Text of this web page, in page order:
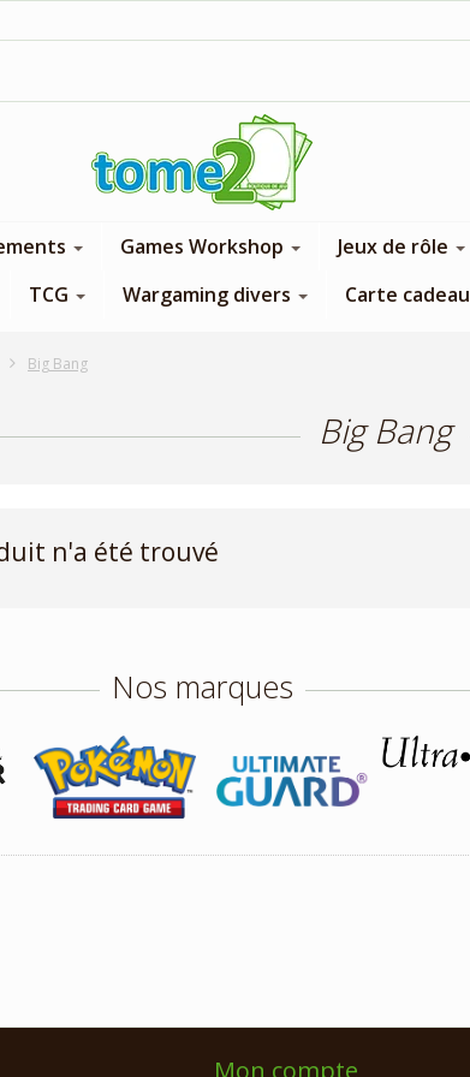
Games Workshop Jeux de rôle
TCG Wargaming divers Carte cadeau
Big Bang
Big Bang
n'a été trouvé
Nos marques